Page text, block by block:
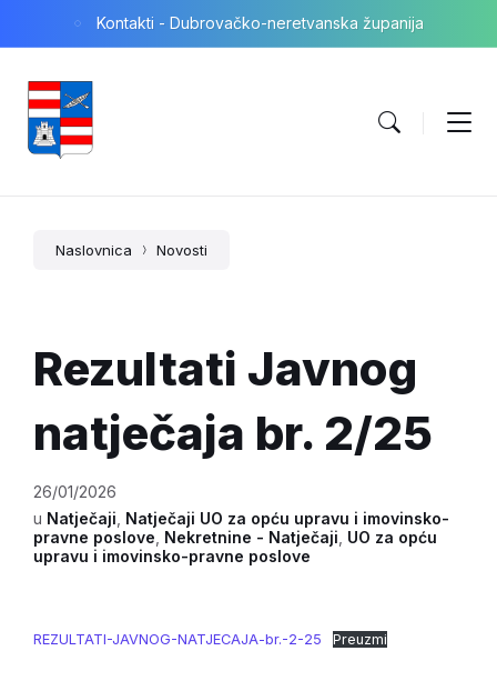
content
main
footer
Kontakti - Dubrovačko-neretvanska županija
Naslovnica Novosti
Rezultati Javnog
natječaja br. 2/25
26/01/2026
u Natječaji Natječaji UO za opću upravu i imovinsko-
pravne poslove Nekretnine - Natječaji UO za opću
upravu i imovinsko-pravne poslove
REZULTATI-JAVNOG-NATJECAJA-br.-2-25 Preuzmi